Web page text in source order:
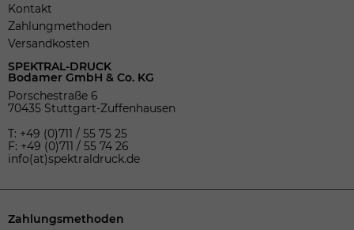
Kontakt
Zahlungmethoden
Versandkosten
SPEKTRAL-DRUCK
Bodamer GmbH & Co. KG
Porschestraße 6
70435 Stuttgart-Zuffenhausen
T: +49 (0)711 / 55 75 25
F: +49 (0)711 / 55 74 26
info(at)spektraldruck.de
Zahlungsmethoden